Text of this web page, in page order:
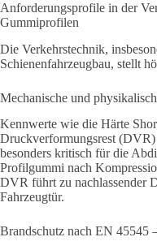
Anforderungsprofile in der
Gummiprofilen
Die Verkehrstechnik,
Schienenfahrzeugbau, stellt
Mechanische und
Kennwerte wie die Härte
Druckverformungsrest
besonders kritisch für die
Profilgummi nach
DVR führt zu nachlassender
Fahrzeugtür.
Brandschutz nach EN 45545